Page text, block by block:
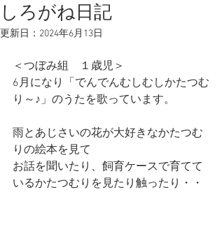
しろがね日記
更新日： 2024年6月13日
＜つぼみ組　１歳児＞
6月になり「でんでんむしむしかたつむ
り～♪」のうたを歌っています。
雨とあじさいの花が大好きなかたつむ
りの絵本を見て
お話を聞いたり、飼育ケースで育てて
いるかたつむりを見たり触ったり・・